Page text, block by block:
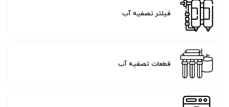
فیلتر تصفیه آب
قطعات تصفیه آب